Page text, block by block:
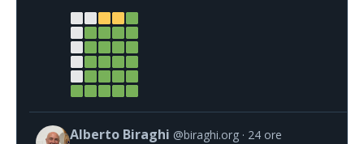
Alberto Biraghi @biraghi.org 24 ore